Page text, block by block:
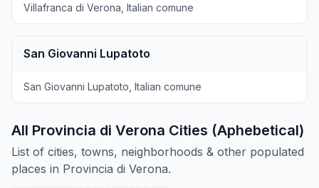
Villafranca di Verona, Italian comune
San Giovanni Lupatoto
San Giovanni Lupatoto, Italian comune
All Provincia di Verona Cities (Aphebetical)
List of cities, towns, neighborhoods & other populated
places in Provincia di Verona.